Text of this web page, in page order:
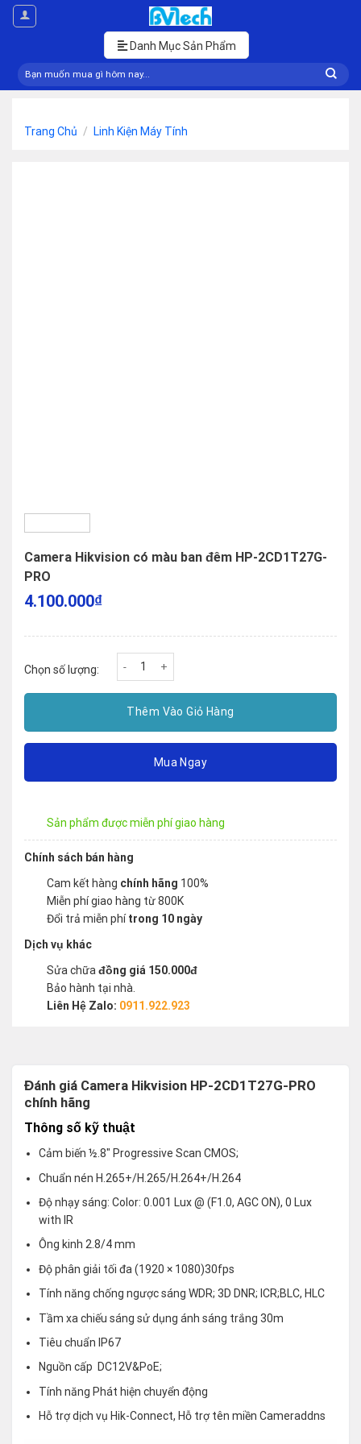
Skip
Danh Mục Sản Phẩm
Tìm
kiếm:
Trang Chủ / Linh Kiện Máy Tính
Camera Hikvision có màu ban đêm HP-2CD1T27G-
PRO
4.100.000₫
Camera Hikvision có màu ban đêm HP-
Chọn số lượng:
Thêm Vào Giỏ Hàng
Mua Ngay
Sản phẩm được miễn phí giao hàng
Chính sách bán hàng
Cam kết hàng chính hãng 100%
Miễn phí giao hàng từ 800K
Đổi trả miễn phítrong 10 ngày
Dịch vụ khác
Sửa chữa đồng giá 150.000đ
Bảo hành tại nhà.
Liên Hệ Zalo: 0911.922.923
Đánh giá Camera Hikvision HP-2CD1T27G-PRO
chính hãng
Thông số kỹ thuật
Cảm biến ½.8″ Progressive Scan CMOS;
Chuẩn nén H.265+/H.265/H.264+/H.264
Độ nhạy sáng: Color: 0.001 Lux @ (F1.0, AGC ON), 0 Lux
with IR
Ông kinh 2.8/4 mm
Độ phân giải tối đa (1920 × 1080)30fps
Tính năng chống ngược sáng WDR; 3D DNR; ICR;BLC, HLC
Tầm xa chiếu sáng sử dụng ánh sáng trắng 30m
Tiêu chuẩn IP67
Nguồn cấp DC12V&PoE;
Tính năng Phát hiện chuyển động
Hỗ trợ dịch vụ Hik-Connect, Hỗ trợ tên miền Cameraddns